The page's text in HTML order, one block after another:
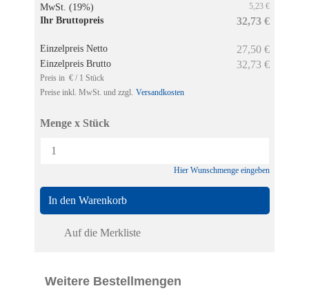
MwSt. (19%) 5,23 €
Ihr Bruttopreis 32,73 €
Einzelpreis Netto 27,50 €
Einzelpreis Brutto 32,73 €
Preis in € / 1 Stück
Preise inkl. MwSt. und zzgl. Versandkosten
Menge x Stück
Hier Wunschmenge eingeben
In den Warenkorb
Auf die Merkliste
Weitere Bestellmengen
verwendeten Cookies. Sie können Ihre
Informationen anzeigen lassen.